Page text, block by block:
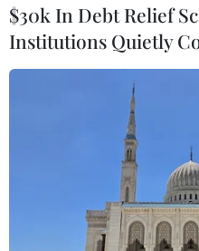
Giáo sư, Tiến sỹ khoa học Vũ
thảo.
Phát biểu tổng kết hội
khoa học Vũ Minh
Khoa học và Đào tạo,
học Quốc gia Hà Nội
$30k In Debt Relief
Institutions Quietly